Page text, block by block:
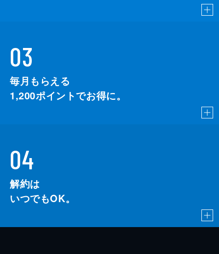
03
毎月もらえる
1,200ポイントでお得に。
04
解約は
いつでもOK。